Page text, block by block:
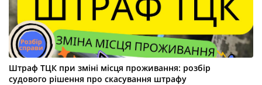
Штраф ТЦК при зміні місця проживання: розбір
судового рішення про скасування штрафу